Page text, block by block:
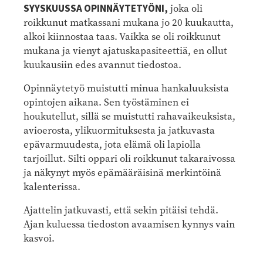
SYYSKUUSSA OPINNÄYTETYÖNI, joka oli
roikkunut matkassani mukana jo 20 kuukautta,
alkoi kiinnostaa taas. Vaikka se oli roikkunut
mukana ja vienyt ajatuskapasiteettiä, en ollut
kuukausiin edes avannut tiedostoa.
Opinnäytetyö muistutti minua hankaluuksista
opintojen aikana. Sen työstäminen ei
houkutellut, sillä se muistutti rahavaikeuksista,
avioerosta, ylikuormituksesta ja jatkuvasta
epävarmuudesta, jota elämä oli lapiolla
tarjoillut. Silti oppari oli roikkunut takaraivossa
ja näkynyt myös epämääräisinä merkintöinä
kalenterissa.
Ajattelin jatkuvasti, että sekin pitäisi tehdä.
Ajan kuluessa tiedoston avaamisen kynnys vain
kasvoi.